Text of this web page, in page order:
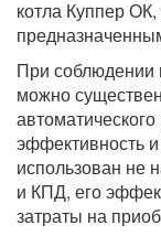
котла Куппер
При соблюдении
можно
эффективность
использован не
и КПД, его
затраты на